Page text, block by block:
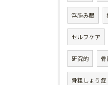
浮腫み腸
セルフケア
研究的 骨
骨粗しょう症